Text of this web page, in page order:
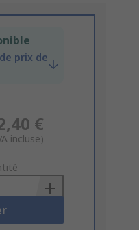
prix de
€
incluse)